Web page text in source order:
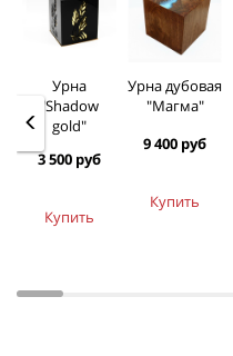
Урна
"Shadow
gold"
3 500 руб
Купить
Урна дубовая
"Магма"
9 400 руб
Купить